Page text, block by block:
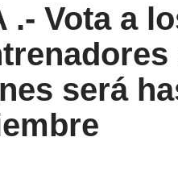
.- Vota a
será